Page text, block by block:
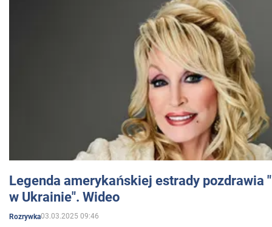
Legenda amerykańskiej estrady pozdrawia
w Ukrainie". Wideo
Rozrywka03.03.2025 09:46